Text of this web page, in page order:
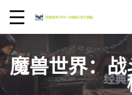
魔兽世界：